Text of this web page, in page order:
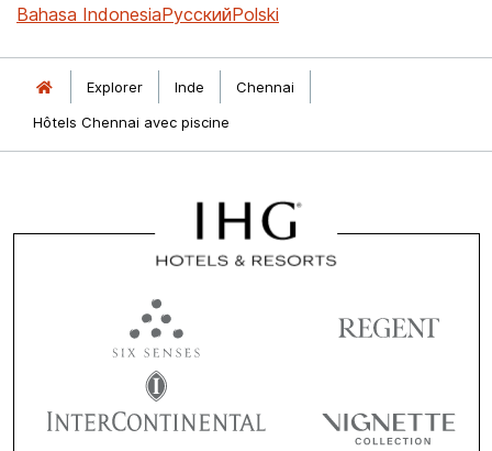
Bahasa IndonesiaРусскийPolski
Explorer Inde
Chennai
Hôtels Chennai avec piscine